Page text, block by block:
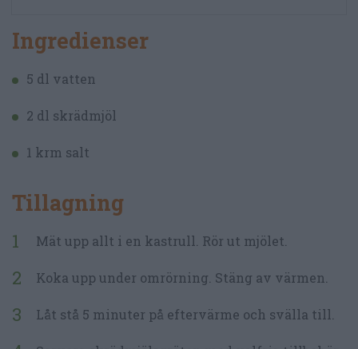
Ingredienser
5 dl vatten
2 dl skrädmjöl
1 krm salt
Tillagning
Mät upp allt i en kastrull. Rör ut mjölet.
Koka upp under omrörning. Stäng av värmen.
Låt stå 5 minuter på eftervärme och svälla till.